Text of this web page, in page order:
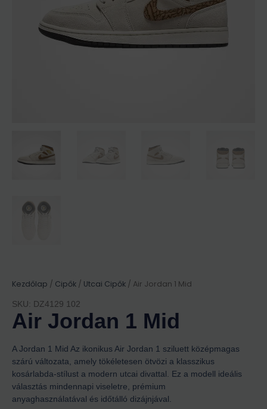
Kezdőlap / Cipők / Utcai Cipők / Air Jordan 1 Mid
SKU: DZ4129 102
Air Jordan 1 Mid
A Jordan 1 Mid Az ikonikus Air Jordan 1 sziluett középmagas
szárú változata, amely tökéletesen ötvözi a klasszikus
kosárlabda-stílust a modern utcai divattal. Ez a modell ideális
választás mindennapi viseletre, prémium
anyaghasználatával és időtálló dizájnjával.